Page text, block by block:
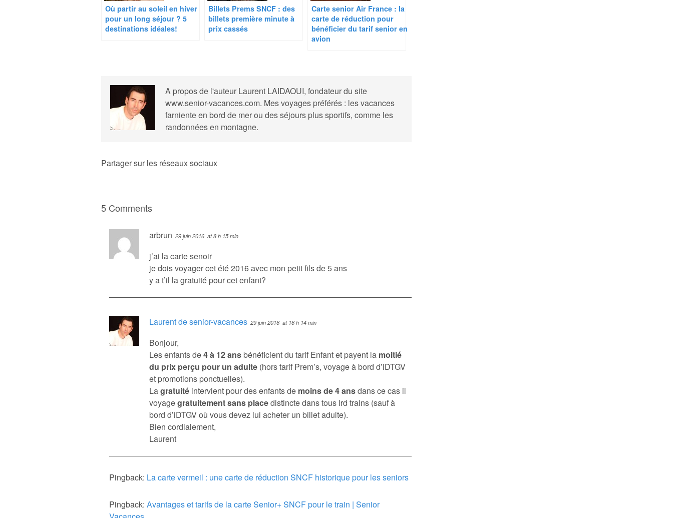
Où partir au soleil en hiver
pour un long séjour ? 5
destinations idéales!
Billets Prems SNCF : des
billets première minute à
prix cassés
Carte senior Air France : la
carte de réduction pour
bénéficier du tarif senior en
avion
A propos de l'auteur Laurent LAIDAOUI, fondateur du site
www.senior-vacances.com. Mes voyages préférés : les vacances
farniente en bord de mer ou des séjours plus sportifs, comme les
randonnées en montagne.
Partager sur les réseaux sociaux
5 Comments
arbrun 29 juin 2016 at 8 h 15 min
j’ai la carte senoir
je dois voyager cet été 2016 avec mon petit fils de 5 ans
y a t’il la gratuité pour cet enfant?
Laurent de senior-vacances 29 juin 2016 at 16 h 14 min
Bonjour,
Les enfants de4 à 12 ansbénéficient du tarif Enfant et payent la moitié
du prix perçu pour un adulte (hors tarif Prem’s, voyage à bord d’iDTGV
et promotions ponctuelles).
Lagratuité intervient pour des enfants de moins de 4 ansdans ce cas il
voyagegratuitement sans placedistincte dans tous lrd trains (sauf à
bord d’iDTGV où vous devez lui acheter un billet adulte).
Bien cordialement,
Laurent
Pingback: La carte vermeil : une carte de réduction SNCF historique pour les seniors
Pingback: Avantages et tarifs de la carte Senior+ SNCF pour le train | Senior